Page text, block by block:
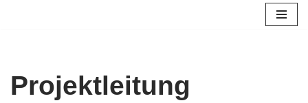
content
Projektleitung